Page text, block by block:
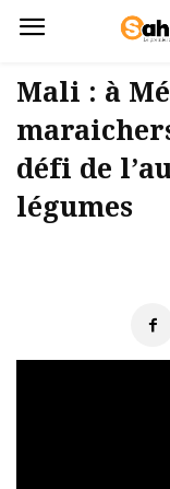
Mali : à
défi de
légumes